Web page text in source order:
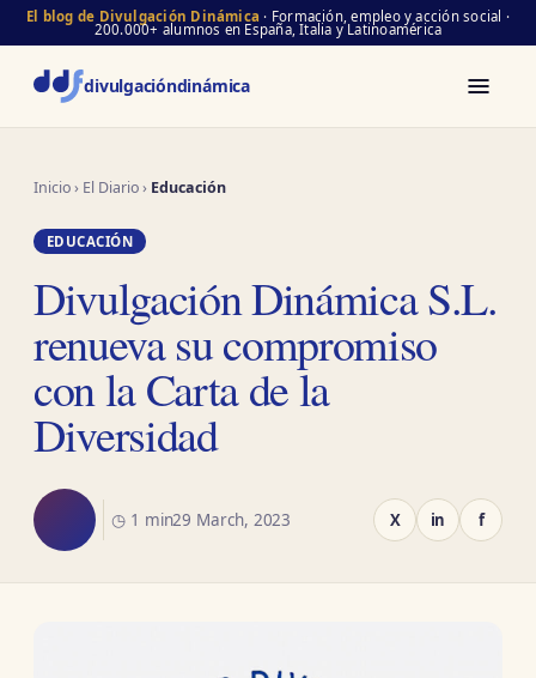
El blog de Divulgación Dinámica · Formación, empleo y acción social ·
200.000+ alumnos en España, Italia y Latinoamérica
divulgacióndinámica
Inicio› El Diario› Educación
EDUCACIÓN
Divulgación Dinámica S.L.
renueva su compromiso
con la Carta de la
Diversidad
◷ 1 min29 March, 2023 X in f